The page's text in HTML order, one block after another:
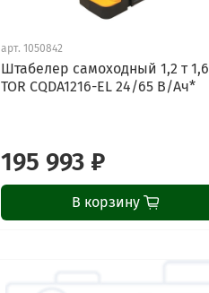
арт.1050842
Штабелер самоходный 1,2 т
TOR CQDA1216-EL 24/65 В/Ач*
195 993 ₽
В корзину